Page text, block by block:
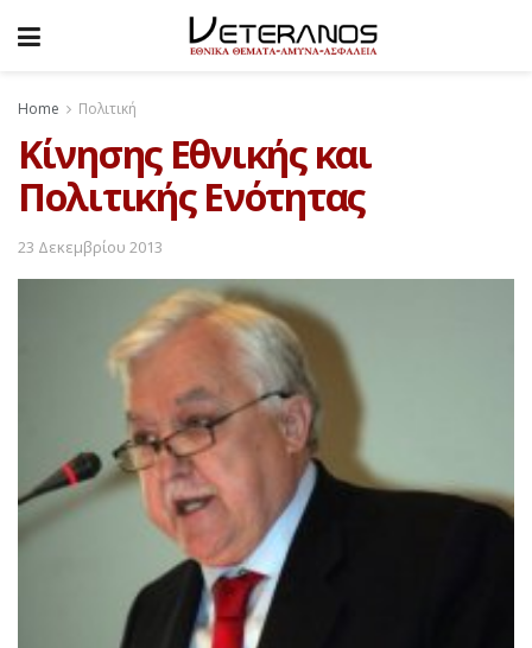
Home Πολιτική
Kίνησης Εθνικής και
Πολιτικής Ενότητας
23 Δεκεμβρίου 2013